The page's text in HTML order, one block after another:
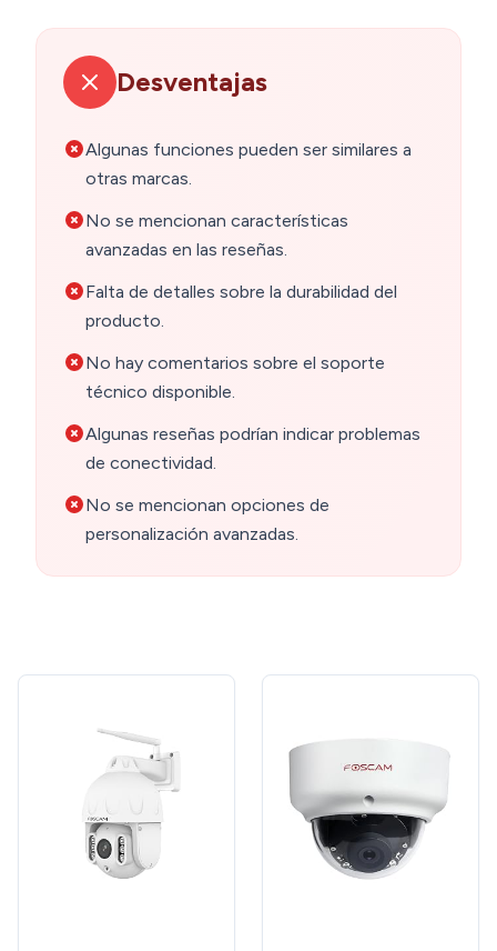
Desventajas
Algunas funciones pueden ser similares a
otras marcas.
No se mencionan características
avanzadas en las reseñas.
Falta de detalles sobre la durabilidad del
producto.
No hay comentarios sobre el soporte
técnico disponible.
Algunas reseñas podrían indicar problemas
de conectividad.
No se mencionan opciones de
personalización avanzadas.